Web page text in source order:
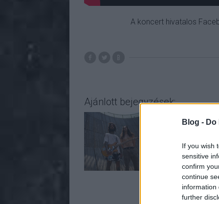
Blog -
If you wish
sensitive
confirm
continue
information
further
A koncert hivatalos
Ajánlott bejegyzések: